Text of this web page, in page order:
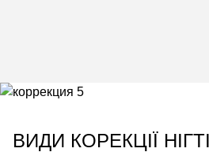
ВИДИ КОРЕКЦІЇ